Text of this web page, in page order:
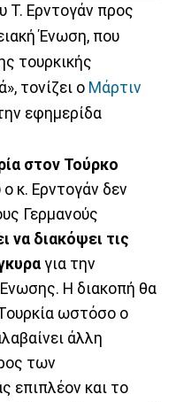
Τ. Ερντογάν προς
Ένωση, που
τουρκικής
τονίζει ο Μάρτιν
εφημερίδα
στον Τούρκο
κ. Ερντογάν δεν
Γερμανούς
να διακόψει τις
για την
Η διακοπή θα
ωστόσο ο
άλλη
των
επιπλέον και το